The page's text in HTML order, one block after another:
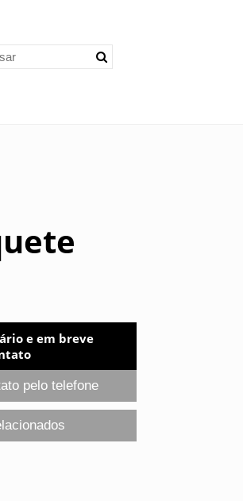
e em breve
pelo telefone